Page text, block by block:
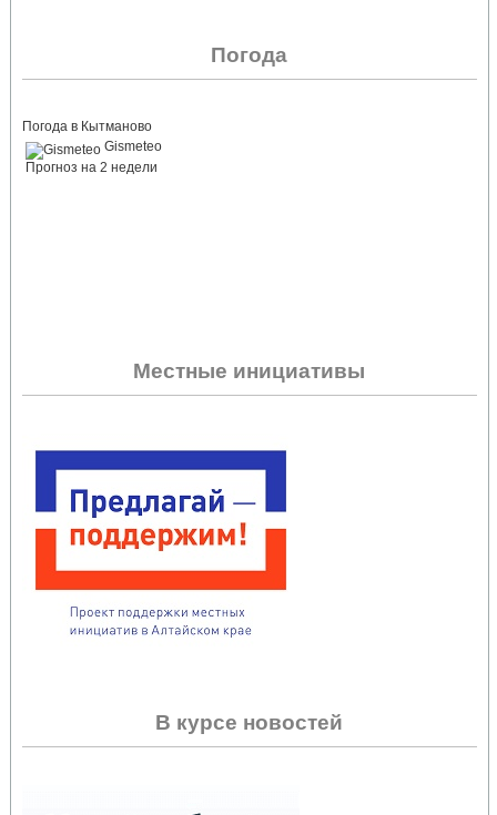
Погода
Погода в Кытманово
Gismeteo
Прогноз на 2 недели
Местные инициативы
В курсе новостей